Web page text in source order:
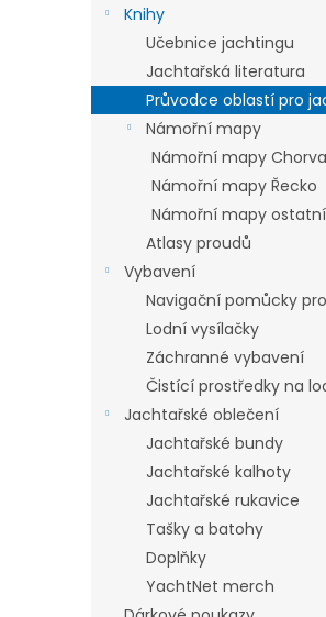
Knihy
Učebnice jachtingu
Jachtařská literatura
Průvodce oblastí pro
Námořní mapy
Námořní mapy
Námořní mapy Řecko
Námořní mapy ostatní
Atlasy proudů
Vybavení
Navigační pomůcky
Lodní vysílačky
Záchranné vybavení
Čistící prostředky na
Jachtařské oblečení
Jachtařské bundy
Jachtařské kalhoty
Jachtařské rukavice
Tašky a batohy
Doplňky
YachtNet merch